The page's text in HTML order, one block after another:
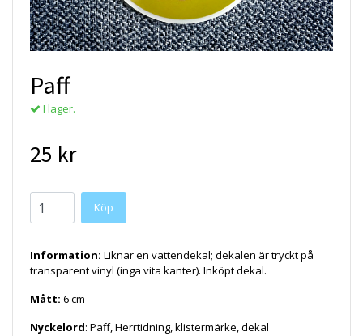
Paff
I lager.
25 kr
Köp
Information: Liknar en vattendekal; dekalen är tryckt på
transparent vinyl (inga vita kanter). Inköpt dekal.
Mått: 6cm
Nyckelord: Paff, Herrtidning, klistermärke, dekal